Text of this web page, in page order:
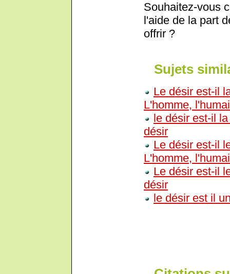
Souhaitez-vous
l'aide de la part
offrir ?
Sujets
Le désir est-il
L'homme,
le désir est-il
désir
Le désir est-il
L'homme,
Le désir est-il
désir
le désir est il